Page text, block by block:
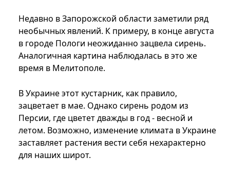
Недавно в Запорожской области заметили ряд
необычных явлений. К примеру, в конце августа
в городе Пологи неожиданно зацвела сирень.
Аналогичная картина наблюдалась в это же
время в Мелитополе.
В Украине этот кустарник, как правило,
зацветает в мае. Однако сирень родом из
Персии, где цветет дважды в год - весной и
летом. Возможно, изменение климата в Украине
заставляет растения вести себя нехарактерно
для наших широт.